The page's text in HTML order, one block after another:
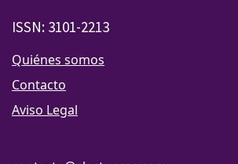
ISSN: 3101-2213
Quiénes somos
Contacto
Aviso Legal